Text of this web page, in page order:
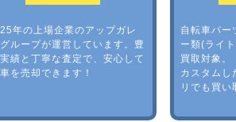
年の上場企業のアップガレ
ループが運営しています。豊
績と丁寧な査定で、安心して
を売却できます！
自転車パー
ー類(ライ
買取対象。
カスタムし
リでも買い